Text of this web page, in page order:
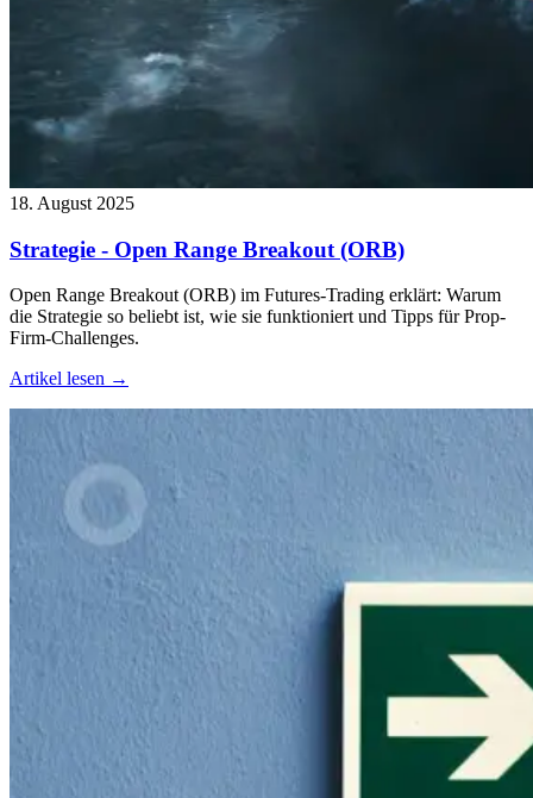
18. August 2025
Strategie - Open Range Breakout (ORB)
Open Range Breakout (ORB) im Futures-Trading erklärt: Warum
die Strategie so beliebt ist, wie sie funktioniert und Tipps für Prop-
Firm-Challenges.
Artikel lesen →